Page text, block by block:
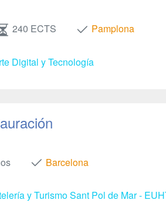
240 ECTS Pamplona
Digital y Tecnología
Barcelona
y Turismo Sant Pol de Mar -